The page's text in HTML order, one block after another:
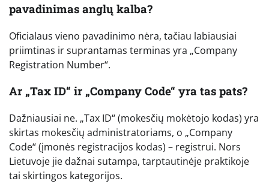
pavadinimas anglų kalba?
Oficialaus vieno pavadinimo nėra, tačiau labiausiai
priimtinas ir suprantamas terminas yra „Company
Registration Number“.
Ar „Tax ID“ ir „Company Code“ yra tas pats?
Dažniausiai ne. „Tax ID“ (mokesčių mokėtojo kodas) yra
skirtas mokesčių administratoriams, o „Company
Code“ (įmonės registracijos kodas) – registrui. Nors
Lietuvoje jie dažnai sutampa, tarptautinėje praktikoje
tai skirtingos kategorijos.